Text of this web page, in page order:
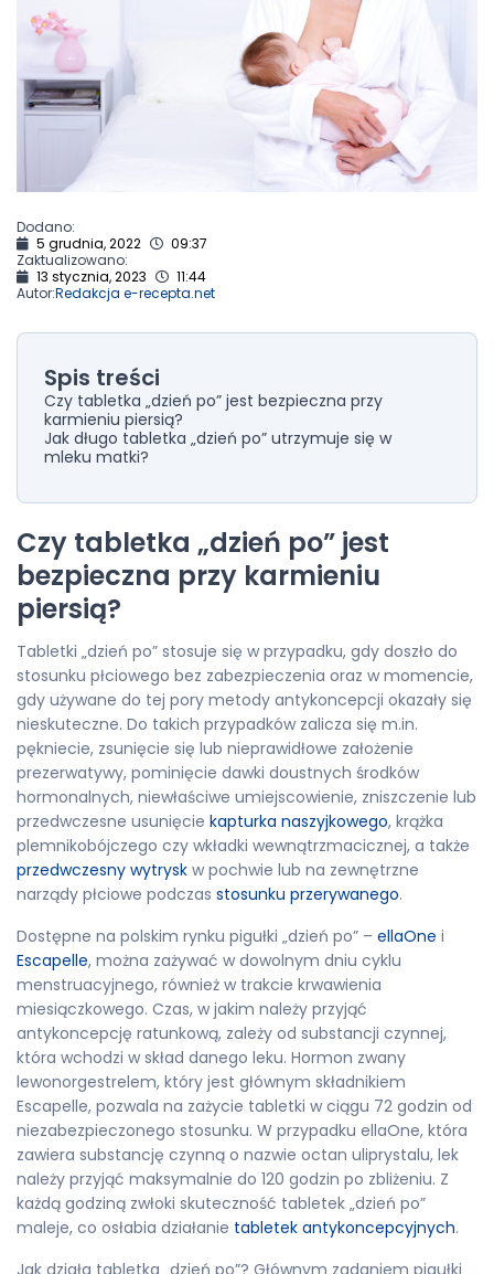
Dodano:
5 grudnia, 2022
09:37
Zaktualizowano:
13 stycznia, 2023
11:44
Autor:Redakcja e-recepta.net
Spis treści
Czy tabletka „dzień po” jest bezpieczna przy
karmieniu piersią?
Jak długo tabletka „dzień po” utrzymuje się w
mleku matki?
Czy tabletka „dzień po” jest
bezpieczna przy karmieniu
piersią?
Tabletki „dzień po” stosuje się w przypadku, gdy doszło do
stosunku płciowego bez zabezpieczenia oraz w momencie,
gdy używane do tej pory metody antykoncepcji okazały się
nieskuteczne. Do takich przypadków zalicza się m.in.
pękniecie, zsunięcie się lub nieprawidłowe założenie
prezerwatywy, pominięcie dawki doustnych środków
hormonalnych, niewłaściwe umiejscowienie, zniszczenie lub
przedwczesne usunięcie kapturka naszyjkowego, krążka
plemnikobójczego czy wkładki wewnątrzmacicznej, a także
przedwczesny wytrysk w pochwie lub na zewnętrzne
narządy płciowe podczas stosunku przerywanego.
Dostępne na polskim rynku pigułki „dzień po” – ellaOne i
Escapelle, można zażywać w dowolnym dniu cyklu
menstruacyjnego, również w trakcie krwawienia
miesiączkowego. Czas, w jakim należy przyjąć
antykoncepcję ratunkową, zależy od substancji czynnej,
która wchodzi w skład danego leku. Hormon zwany
lewonorgestrelem, który jest głównym składnikiem
Escapelle, pozwala na zażycie tabletki w ciągu 72 godzin od
niezabezpieczonego stosunku. W przypadku ellaOne, która
zawiera substancję czynną o nazwie octan uliprystalu, lek
należy przyjąć maksymalnie do 120 godzin po zbliżeniu. Z
każdą godziną zwłoki skuteczność tabletek „dzień po”
maleje, co osłabia działanie tabletek antykoncepcyjnych.
Jak działa tabletka „dzień po”? Głównym zadaniem pigułki